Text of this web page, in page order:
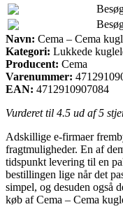
Navn: Cema – Cema
Kategori: Lukkede
Producent: Cema
Varenummer:
EAN: 4712910907084
Vurderet til 4.5 ud af 5
Adskillige e-firmaer
fragtmuligheder. En af
tidspunkt levering til en
bestillingen lige når det
simpel, og desuden også
køb af Cema – Cema